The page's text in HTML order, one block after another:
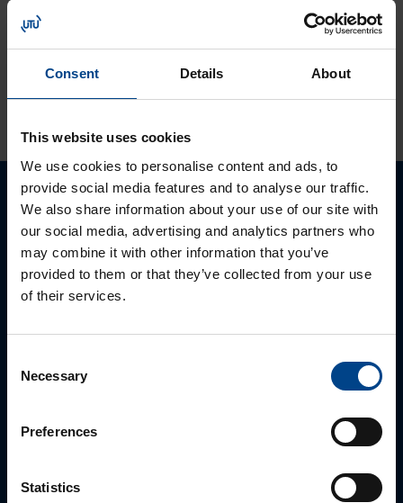
Consent Details About
This website uses cookies
We use cookies to personalise content and ads, to
provide social media features and to analyse our traffic.
We also share information about your use of our site with
our social media, advertising and analytics partners who
may combine it with other information that you’ve
provided to them or that they’ve collected from your use
of their services.
Selection
Necessary
Preferences
Statistics
KATSO LISÄÄ ARTIKKELEITA
Ota yhteyttä!
Autamme mielellämme, jotta löydämme sinulle
parhaan ratkaisun. Otathan yhteyttä puhelimitse,
sähköpostitse tai verkkolomakkeen kautta.